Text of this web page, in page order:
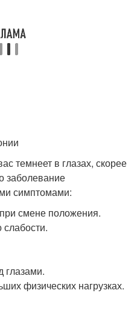
темнеет в глазах, скорее
заболевание
симптомами:
смене положения.
глазами.
физических нагрузках.